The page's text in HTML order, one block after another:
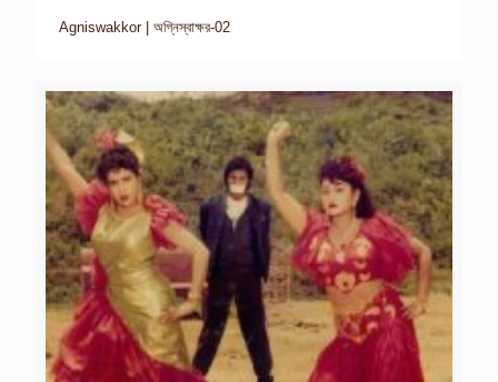
Agniswakkor | অগ্নিস্বাক্ষর-02